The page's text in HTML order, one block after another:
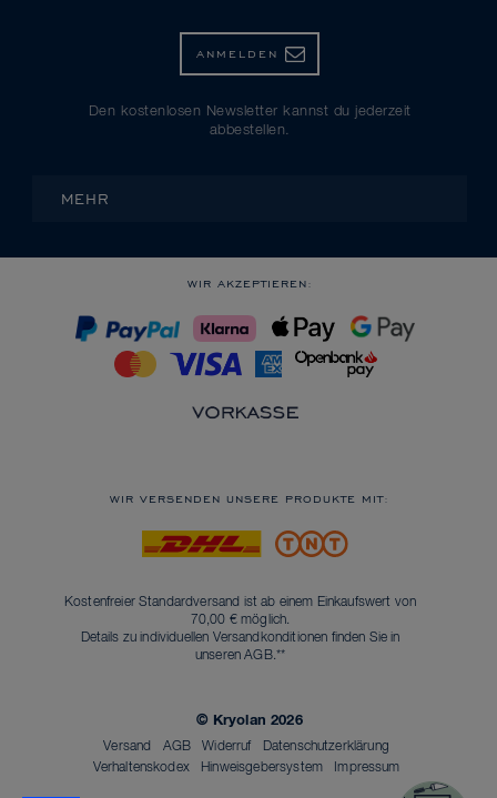
ANMELDEN
Den kostenlosen Newsletter kannst du jederzeit
abbestellen.
MEHR
WIR AKZEPTIEREN:
WIR VERSENDEN UNSERE PRODUKTE MIT:
Kostenfreier Standardversand ist ab einem Einkaufswert von
70,00 € möglich.
Details zu individuellen Versandkonditionen finden Sie in
unserenAGB.**
© Kryolan 2026
Versand AGB Widerruf
Datenschutzerklärung
Verhaltenskodex
Hinweisgebersystem Impressum